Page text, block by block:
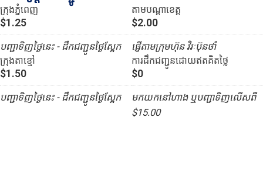
ក្រុងភ្នំពេញ
$1.25
បញ្ជាទិញថ្ងៃនេះ - ដឹកជញ្ជូនថ្ងៃស្អែក
ក្រុងតាខ្មៅ
$1.50
បញ្ជាទិញថ្ងៃនេះ - ដឹកជញ្ជូនថ្ងៃស្អែក
តាមបណ្ដាខេត្ត
$2.00
ផ្ញើតាមក្រុមហ៊ុន វិរៈប៊ុនថាំ
ការដឹកជញ្ជូនដោយឥតគិតថ្លៃ
$0
មកយកនៅហាង ឬបញ្ជាទិញលើសពី
$15.00